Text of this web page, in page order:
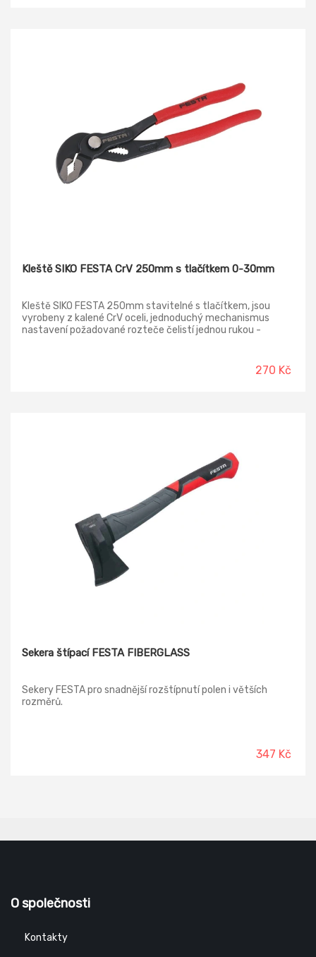
Kleště SIKO FESTA CrV 250mm s tlačítkem 0-30mm
Kleště SIKO FESTA 250mm stavitelné s tlačítkem, jsou
vyrobeny z kalené CrV oceli, jednoduchý mechanismus
nastavení požadované rozteče čelistí jednou rukou -
optimalizovaný k sevření trubek a matic, posuvná rukojeť je
opatřena měkčeným neklouzavým povlakem z gumy pro
270 Kč
Sekera štípací FESTA FIBERGLASS
Sekery FESTA pro snadnější rozštípnutí polen i větších
rozměrů.
347 Kč
O společnosti
Kontakty